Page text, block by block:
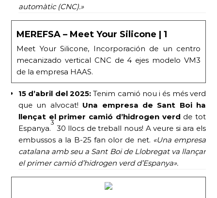
automàtic (CNC).»
MEREFSA – Meet Your Silicone | 1
Meet Your Silicone, Incorporación de un centro
mecanizado vertical CNC de 4 ejes modelo VM3
de la empresa HAAS.
15 d’abril del 2025:Tenim camió nou i és més verd
que un alvocat! Una empresa de Sant Boi ha
llençat el primer camió d’hidrogen verd de tot
Espanya.
3
30 llocs de treball nous! A veure si ara els
embussos a la B-25 fan olor de net. «Una empresa
catalana amb seu a Sant Boi de Llobregat va llançar
el primer camió d’hidrogen verd d’Espanya».